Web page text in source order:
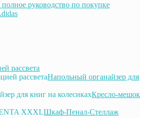
руководство по покупке
рассвета
Напольный органайзер для
Кресло-мешок
Шкаф-Пенал-Стеллаж